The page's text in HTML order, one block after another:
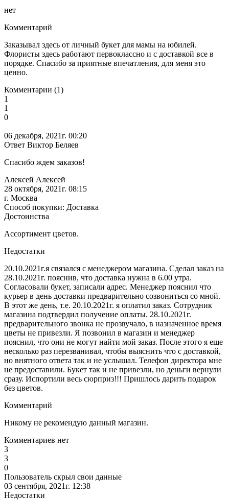
нет
Комментарий
Заказывал здесь от личный букет для мамы на юбилей.
Флористы здесь работают первоклассно и с доставкой все в
порядке. Спасибо за приятные впечатления, для меня это
ценно.
Комментарии (1)
1
1
0
06 декабря, 2021г. 00:20
Ответ Виктор Беляев
Спасибо ждем заказов!
Алексей Алексей
28 октября, 2021г. 08:15
г. Москва
Способ покупки: Доставка
Достоинства
Ассортимент цветов.
Недостатки
20.10.2021г.я связался с менеджером магазина. Сделал заказ на
28.10.2021г. пояснив, что доставка нужна в 6.00 утра.
Согласовали букет, записали адрес. Менеджер пояснил что
курьер в день доставки предварительно созвониться со мной.
В этот же день, т.е. 20.10.2021г. я оплатил заказ. Сотрудник
магазина подтвердил получение оплаты. 28.10.2021г.
предварительного звонка не прозвучало, в назначенное время
цветы не привезли. Я позвонил в магазин и менеджер
пояснил, что они не могут найти мой заказ. После этого я еще
несколько раз перезванивал, чтобы выяснить что с доставкой,
но внятного ответа так и не услышал. Телефон директора мне
не предоставили. Букет так и не привезли, но деньги вернули
сразу. Испортили весь сюрприз!!! Пришлось дарить подарок
без цветов.
Комментарий
Никому не рекомендую данный магазин.
Комментариев нет
3
3
0
Пользователь скрыл свои данные
03 сентября, 2021г. 12:38
Недостатки